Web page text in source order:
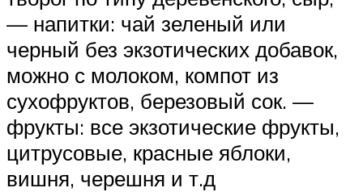
— напитки: чай зеленый или
черный без экзотических добавок,
можно с молоком, компот из
сухофруктов, березовый сок. —
фрукты: все экзотические фрукты,
цитрусовые, красные яблоки,
вишня, черешня и т.д